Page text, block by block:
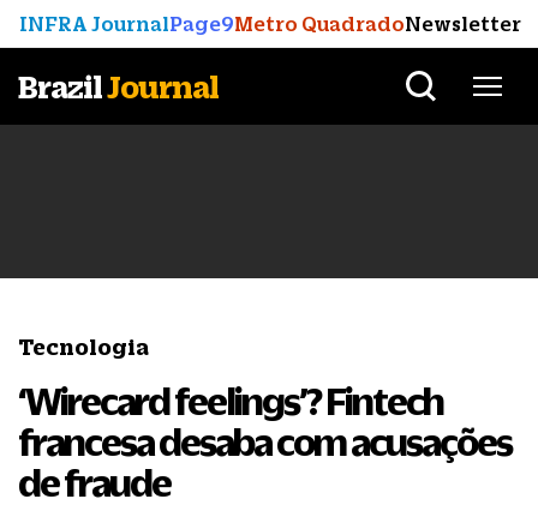
INFRA JournalPage9Metro QuadradoNewsletter
BrazilJournal
Tecnologia
‘Wirecard feelings’? Fintech
francesa desaba com acusações
de fraude